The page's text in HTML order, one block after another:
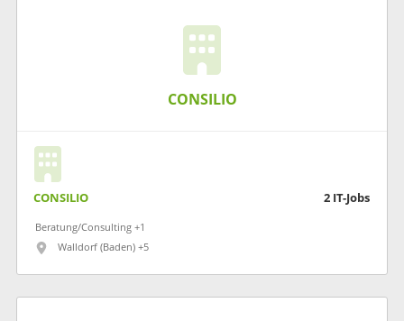
CONSILIO
CONSILIO 2 IT-Jobs
Beratung/Consulting +1
Walldorf (Baden) +5